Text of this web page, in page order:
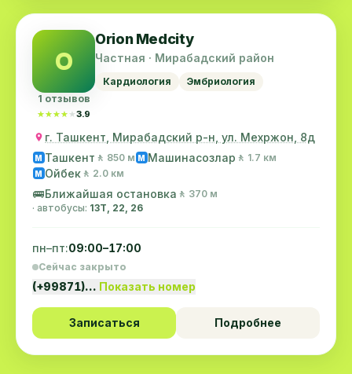
O
1 отзывов
★★★★★
★★★★★3.9
Orion Medcity
Частная · Мирабадский район
Кардиология Эмбриология
г. Ташкент, Мирабадский р-н, ул. Мехржон, 8д
M Ташкент 🚶 850 м M Машинасозлар 🚶 1.7 км
M Ойбек 🚶 2.0 км
🚌Ближайшая остановка 🚶 370 м
· автобусы: 13Т, 22, 26
пн–пт:09:00–17:00
Сейчас закрыто
(+99871)… Показать номер
Записаться Подробнее